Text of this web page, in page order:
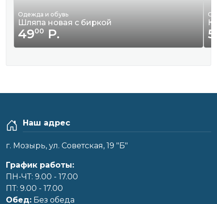
Одежда и обувь
Шляпа новая с биркой
4900Р.
Наш адрес
г. Мозырь, ул. Советская, 19 "Б"
График работы:
ПН-ЧТ: 9.00 - 17.00
ПТ: 9.00 - 17.00
Обед: Без обеда